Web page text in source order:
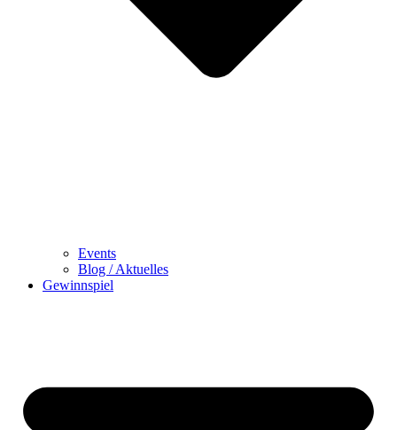
Events
Blog / Aktuelles
Gewinnspiel